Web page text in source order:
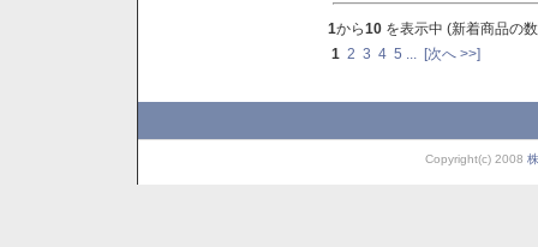
1から10 を表示中 (新着商品の
1 2 3 4 5 [次へ >>]
Copyright(c) 2008